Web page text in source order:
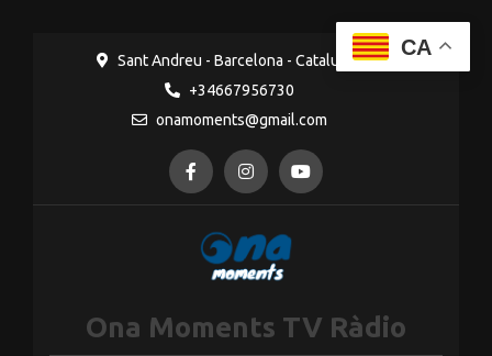
contingut
Sant Andreu - Barcelona - Catalunya
+34667956730
onamoments@gmail.com
Ona Moments TV Ràdio
CA